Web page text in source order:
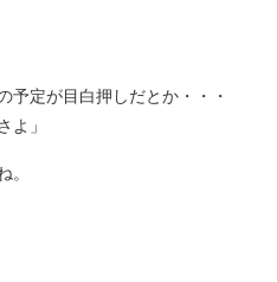
予定が目白押しだとか・・・
よ」
。